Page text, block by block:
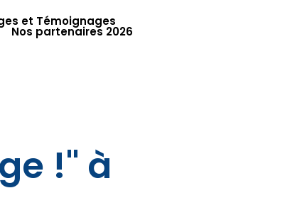
et Témoignages
Nos partenaires 2026
!" à